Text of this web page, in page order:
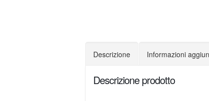
Descrizione Informazioni
Descrizione prodotto